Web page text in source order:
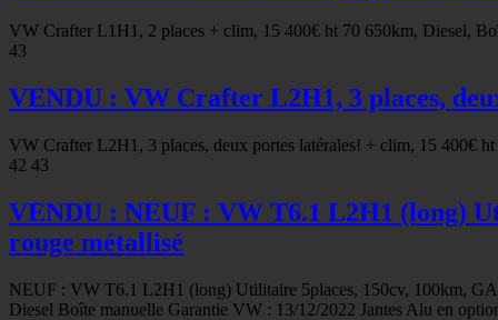
VW Crafter L1H1, 2 places + clim, 15 400€ ht 70 650km, Diesel,
43
VENDU : VW Crafter L2H1, 3 places,
VW Crafter L2H1, 3 places, deux portes latérales! + clim, 15 400€
42 43
VENDU : NEUF : VW T6.1 L2H1 (long)
rouge métallisé
NEUF : VW T6.1 L2H1 (long) Utilitaire 5places, 150cv, 100km,
Diesel Boîte manuelle Garantie VW : 13/12/2022 Jantes Alu en